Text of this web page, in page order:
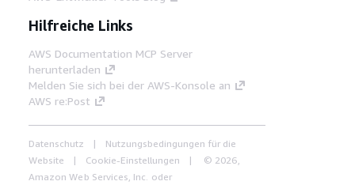
Hilfreiche Links
AWS Documentation MCP Server
herunterladen
Melden Sie sich bei der AWS-Konsole an
AWS re:Post
Datenschutz
Nutzungsbedingungen für die
Website
Cookie-Einstellungen
© 2026,
Amazon Web Services, Inc. oder